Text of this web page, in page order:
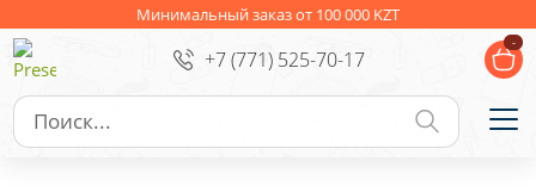
Минимальный заказ от 100 000 KZT
+7 (771) 525-70-17
-
Ежедневники Новогодние подарки
Сувениры к праздникам Упаковка
Личные аксессуары